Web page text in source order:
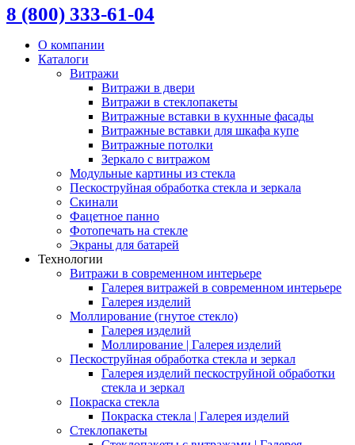
8 (800) 333-61-04
О компании
Каталоги
Витражи
Витражи в двери
Витражи в стеклопакеты
Витражные вставки в кухнные фасады
Витражные вставки для шкафа купе
Витражные потолки
Зеркало с витражом
Модульные картины из стекла
Пескоструйная обработка стекла и зеркала
Скинали
Фацетное панно
Фотопечать на стекле
Экраны для батарей
Технологии
Витражи в современном интерьере
Галерея витражей в современном интерьере
Галерея изделий
Моллирование (гнутое стекло)
Галерея изделий
Моллирование | Галерея изделий
Пескоструйная обработка стекла и зеркал
Галерея изделий пескоструйной обработки
стекла и зеркал
Покраска стекла
Покраска стекла | Галерея изделий
Стеклопакеты